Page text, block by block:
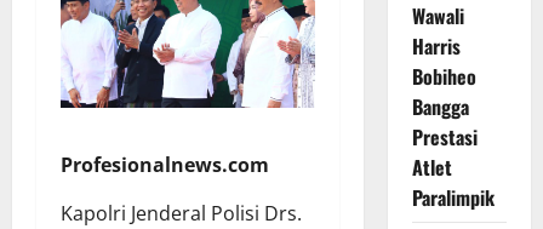
Profesionalnews.com
Kapolri Jenderal Polisi Drs.
Wawali
Harris
Bobiheo
Bangga
Prestasi
Atlet
Paralimpik